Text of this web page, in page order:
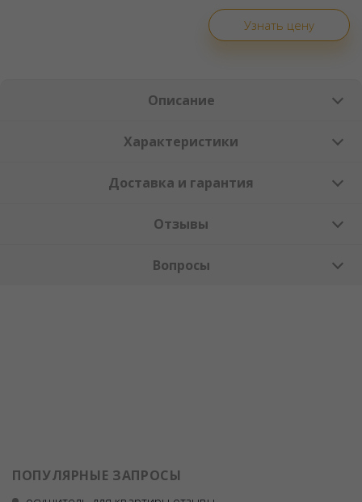
Узнать цену
Описание
Характеристики
Доставка и гарантия
Отзывы
Вопросы
ПОПУЛЯРНЫЕ ЗАПРОСЫ